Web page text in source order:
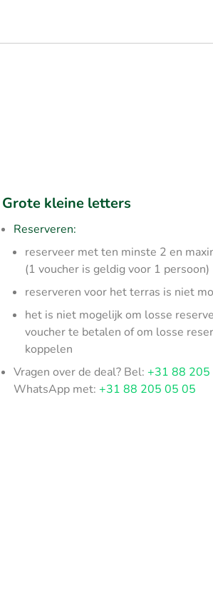
Grote kleine letters
Reserveren:
reserveer met ten minste 2 en
(1 voucher is geldig voor 1 persoon)
reserveren voor het terras is niet
het is niet mogelijk om losse
voucher te betalen of om losse
koppelen
Vragen over de deal? Bel:+31 88 205
WhatsApp met:+31 88 205 05 05